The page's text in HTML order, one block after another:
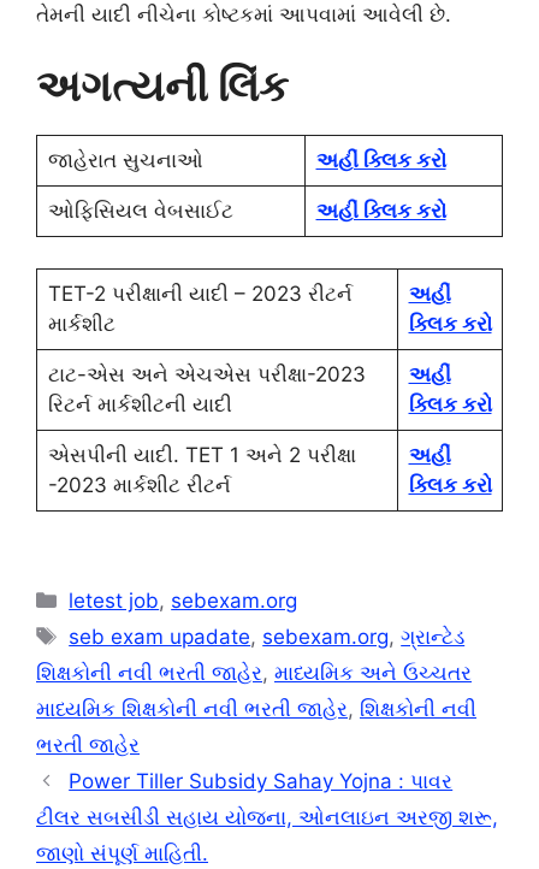
તેમની યાદી નીચેના કોષ્ટકમાં આપવામાં આવેલી છે.
અગત્યની લિંક
જાહેરાત સુચનાઓ અહીં ક્લિક કરો
ઓફિસિયલ વેબસાઈટ અહીં ક્લિક કરો
TET-2 પરીક્ષાની યાદી – 2023 રીટર્ન
માર્કશીટ
અહીં
ક્લિક કરો
ટાટ-એસ અને એચએસ પરીક્ષા-2023
રિટર્ન માર્કશીટની યાદી
અહીં
ક્લિક કરો
એસપીની યાદી. TET 1 અને 2 પરીક્ષા
-2023 માર્કશીટ રીટર્ન
અહીં
ક્લિક કરો
Categories
letest job, sebexam.org
Tags
seb exam upadate, sebexam.org,ગ્રાન્ટેડ
શિક્ષકોની નવી ભરતી જાહેર, માધ્યમિક અને ઉચ્ચતર
માધ્યમિક શિક્ષકોની નવી ભરતી જાહેર, શિક્ષકોની નવી
ભરતી જાહેર
Power Tiller Subsidy Sahay Yojna : પાવર
ટીલર સબસીડી સહાય યોજના, ઓનલાઇન અરજી શરૂ,
જાણો સંપૂર્ણ માહિતી.